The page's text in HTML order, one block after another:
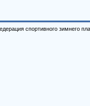
спортивного зимнего